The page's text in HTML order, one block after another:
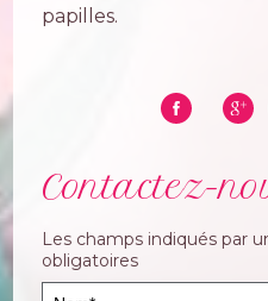
papilles.
Contactez-
Les champs indiqués par
obligatoires